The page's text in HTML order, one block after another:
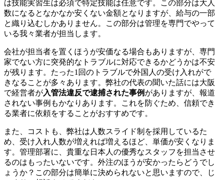
は技能実習生は必須で特定技能は任意です。この部分は大人
数になるとなかなか安くない金額となりますが、給与の一部
と織り込むしかありません。この部分は管理を専門でやって
いる我々業者が担当します。
会社が担当者を置くほうが安価なる場合もありますが、専門
家でない方に突発的なトラブルに対応できるかどうかは不安
が残ります。たった1回のトラブルで外国人の受け入れがで
きなることが多々あります。弊社の代表の聞いた話には大阪
で経営者が入管法違反で逮捕された事例 がありますが、報道
されない事例もかなりあります。これを防ぐため、信頼でき
る業者に依頼をすることがおすすめです。
また、コストも、弊社は人数スライド制を採用しているた
め、受け入れ人数が増えれば増えるほど、単価が安くなりま
す。管理部署に、貴重な日本人の優秀なスタッフを担当させ
るのはもったいないです。外注のほうが安かったらどうでし
ょうか？この部分は簡単に決められないと思いますので、じ